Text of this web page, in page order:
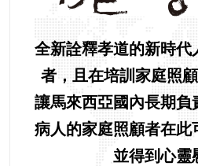
全新詮釋孝道的新時代
者，且在培訓家庭照
讓馬來西亞國內長期負
病人的家庭照顧者在此
並得到心靈